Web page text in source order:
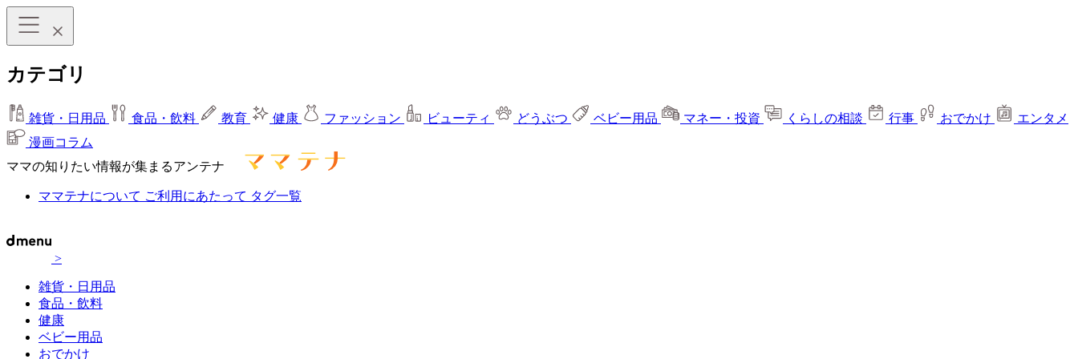
カテゴリ
雑貨・日用品 食品・飲料 教育 健康 ファッション ビューティ どうぶつ ベビー用品 マネー・投資 くらしの相談 行事 おでかけ
エンタメ
漫画コラム
ママの知りたい情報が集まるアンテナ
ママテナについて ご利用にあたって タグ一覧
>
雑貨・日用品
食品・飲料
健康
ベビー用品
おでかけ